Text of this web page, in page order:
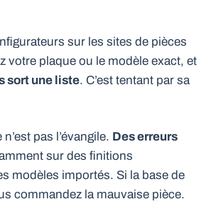
sur les sites de pièces
votre plaque ou le modèle exact, et
sort une liste. C’est tentant par sa
pas l’évangile. Des erreurs
sur des finitions
modèles importés. Si la base de
commandez la mauvaise pièce.